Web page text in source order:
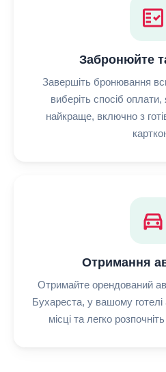
fact_check
Забронюйте
Завершіть бронювання
виберіть спосіб
найкраще, включно з
directions_car
Отримання
Отримайте орендований
Бухареста, у вашому
місці та легко